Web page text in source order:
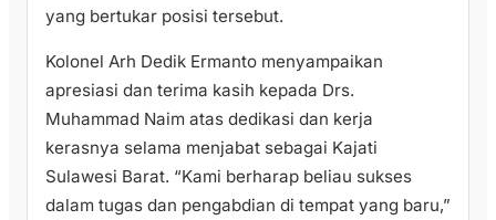
yang bertukar posisi tersebut.
Kolonel Arh Dedik Ermanto menyampaikan
apresiasi dan terima kasih kepada Drs.
Muhammad Naim atas dedikasi dan kerja
kerasnya selama menjabat sebagai Kajati
Sulawesi Barat. “Kami berharap beliau sukses
dalam tugas dan pengabdian di tempat yang baru,”